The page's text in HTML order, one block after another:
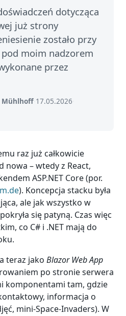
dotycząca
już strony
zostało przy
moim nadzorem
przez
Mühlhoff 17.05.2026
raz już całkowicie
nowa – wtedy z React,
ASP.NET Core (por.
). Koncepcja stacku była
ale jak wszystko w
się patyną. Czas więc
co C# i .NET mają do
teraz jako Blazor Web App
po stronie serwera
komponentami tam, gdzie
informacja o
mini-Space-Invaders). W